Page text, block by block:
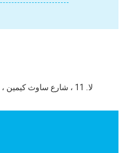
لا. 11 ، شارع ساوث